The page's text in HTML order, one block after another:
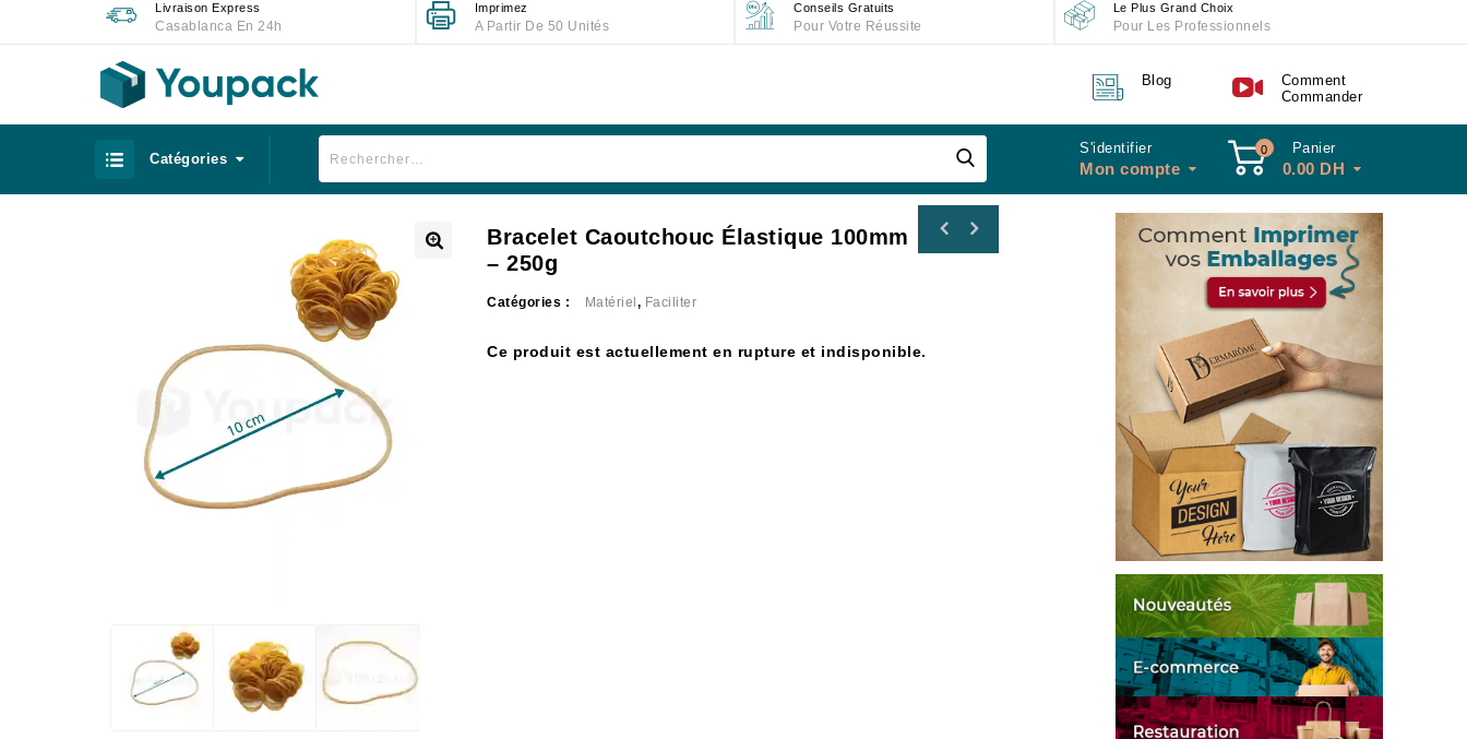
Livraison Express
Casablanca En 24h
Imprimez
A Partir De 50 Unités
Conseils Gratuits
Pour Votre Réussite
Le Plus Grand Choix
Pour Les Professionnels
Blog
Comment
Commander
Catégories
S'identifier
Mon compte
0 Panier
0.00 DH
Bracelet Caoutchouc Élastique 100mm
– 250g
Catégories : Matériel , Faciliter
Ce produit est actuellement en rupture et indisponible.